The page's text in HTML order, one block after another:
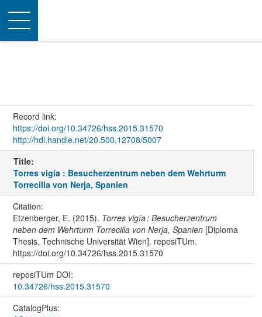
Toggle
navigation
Record link:
https://doi.org/10.34726/hss.2015.31570
http://hdl.handle.net/20.500.12708/5007
Title:
Torres vigía : Besucherzentrum neben dem Wehrturm
Torrecilla von Nerja, Spanien
Citation:
Etzenberger, E. (2015). Torres vigía : Besucherzentrum
neben dem Wehrturm Torrecilla von Nerja, Spanien[Diploma
Thesis, Technische Universität Wien]. reposiTUm.
https://doi.org/10.34726/hss.2015.31570
reposiTUm DOI:
10.34726/hss.2015.31570
CatalogPlus: